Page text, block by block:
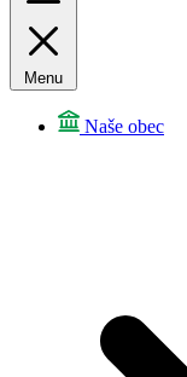
Menu
Naše obec